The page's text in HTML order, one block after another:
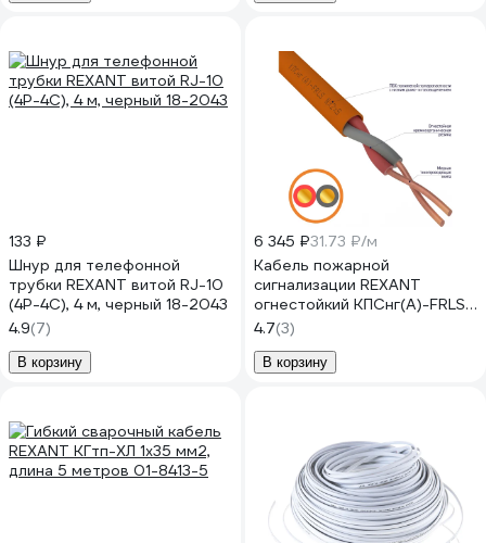
133 ₽
Шнур для телефонной
трубки REXANT витой RJ-10
(4P-4C), 4 м, черный 18-2043
4.9(7)
В корзину
6 345 ₽31.73 ₽/м
Кабель пожарной
сигнализации REXANT
огнестойкий КПСнг(А)-FRLS
1х2х0,75мм2, 200м 01-4903
4.7(3)
В корзину